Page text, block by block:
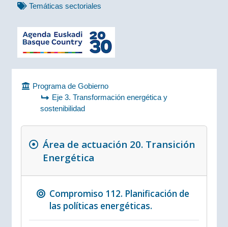
Temáticas sectoriales
Programa de Gobierno
Eje 3. Transformación energética y
sostenibilidad
Área de actuación 20. Transición
Energética
Compromiso 112. Planificación de
las políticas energéticas.